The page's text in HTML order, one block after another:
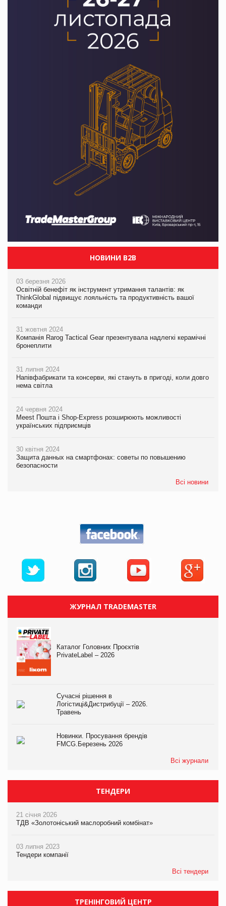
НОВИНИ B2B
03 березня 2026
Освітній бенефіт як інструмент утримання талантів: як
ThinkGlobal підвищує лояльність та продуктивність вашої
команди
31 жовтня 2024
Компанія Rarog Tactical Gear презентувала надлегкі керамічні
бронеплити
31 липня 2024
Напівфабрикати та консерви, які стануть в пригоді, коли довго
нема світла
24 червня 2024
Meest Пошта і Shop-Express розширюють можливості
українських підприємців
30 квітня 2024
Защита данных на смартфонах: советы по повышению
безопасности
Всі новини
ЖУРНАЛ TRADEMASTER
Каталог Головних Проєктів
PrivateLabel – 2026
Сучасні рішення в
Логістиці&Дистрибуції – 2026.
Травень
Новинки. Просування брендів
FMCG.Березень 2026
Всі журнали
ТЕНДЕРИ
21 січня 2026
ТДВ «Золотоніський маслоробний комбінат»
03 липня 2023
Тендери компанії
Всі тендери
ТРЕНІНГОВИЙ ЦЕНТР